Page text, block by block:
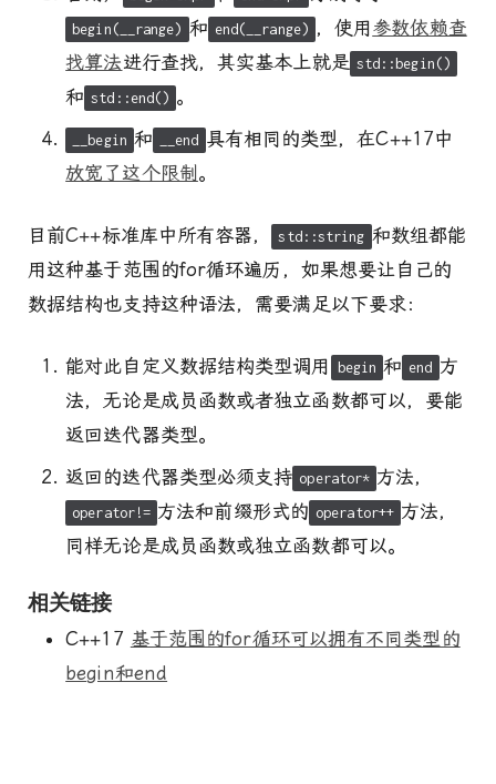
begin(__range) 和 end(__range) ，使用参数依赖查
找算法进行查找，其实基本上就是 std::begin()
和 std::end() 。
__begin 和 __end 具有相同的类型，在C++17中
放宽了这个限制 。
目前C++标准库中所有容器， std::string 和数组都能
用这种基于范围的for循环遍历，如果想要让自己的
数据结构也支持这种语法，需要满足以下要求：
能对此自定义数据结构类型调用 begin 和 end 方
法，无论是成员函数或者独立函数都可以，要能
返回迭代器类型。
返回的迭代器类型必须支持 operator* 方法，
operator!= 方法和前缀形式的 operator++ 方法，
同样无论是成员函数或独立函数都可以。
相关链接
C++17 基于范围的for循环可以拥有不同类型的
begin和end